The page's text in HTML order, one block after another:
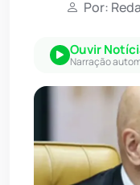
Por:
Ouvir
Narração